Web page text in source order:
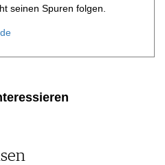
seinen Spuren folgen.